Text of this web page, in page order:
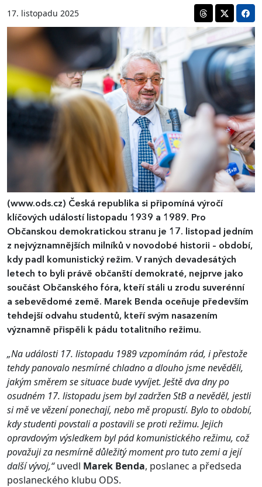
17. listopadu 2025
(www.ods.cz) Česká republika si připomíná výročí
klíčových událostí listopadu 1939 a 1989. Pro
Občanskou demokratickou stranu je 17. listopad jedním
z nejvýznamnějších milníků v novodobé historii – období,
kdy padl komunistický režim. V raných devadesátých
letech to byli právě občanští demokraté, nejprve jako
součást Občanského fóra, kteří stáli u zrodu suverénní
a sebevědomé země. Marek Benda oceňuje především
tehdejší odvahu studentů, kteří svým nasazením
významně přispěli k pádu totalitního režimu.
„Na události 17. listopadu 1989 vzpomínám rád, i přestože
tehdy panovalo nesmírné chladno a dlouho jsme nevěděli,
jakým směrem se situace bude vyvíjet. Ještě dva dny po
osudném 17. listopadu jsem byl zadržen StB a nevěděl, jestli
si mě ve vězení ponechají, nebo mě propustí. Bylo to období,
kdy studenti povstali a postavili se proti režimu. Jejich
opravdovým výsledkem byl pád komunistického režimu, což
považuji za nesmírně důležitý moment pro tuto zemi a její
další vývoj,“uvedl Marek Benda, poslanec a předseda
poslaneckého klubu ODS.